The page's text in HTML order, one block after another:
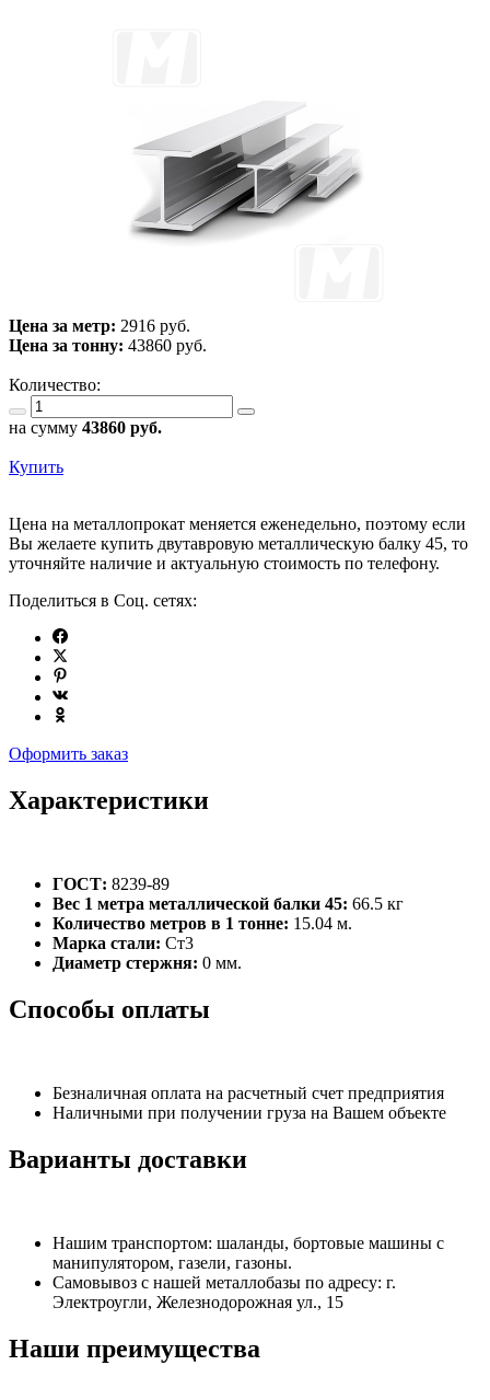
Цена за метр: 2916 руб.
Цена за тонну: 43860 руб.
Количество:
на сумму 43860 руб.
Купить
Цена на металлопрокат меняется еженедельно, поэтому если
Вы желаете купить двутавровую металлическую балку 45, то
уточняйте наличие и актуальную стоимость по телефону.
Поделиться в Соц. сетях:
Оформить заказ
Характеристики
ГОСТ: 8239-89
Вес 1 метра металлической балки 45: 66.5 кг
Количество метров в 1 тонне: 15.04 м.
Марка стали: Ст3
Диаметр стержня: 0 мм.
Способы оплаты
Безналичная оплата на расчетный счет предприятия
Наличными при получении груза на Вашем объекте
Варианты доставки
Нашим транспортом: шаланды, бортовые машины с
манипулятором, газели, газоны.
Самовывоз с нашей металлобазы по адресу: г.
Электроугли, Железнодорожная ул., 15
Наши преимущества